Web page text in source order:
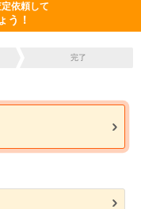
依頼して
う！
完了